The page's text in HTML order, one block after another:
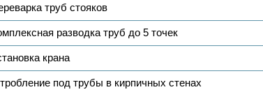
труб стояков
разводка труб до 5 точек
крана
под трубы в кирпичных стенах